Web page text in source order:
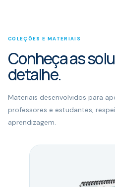
COLEÇÕES E MATERIAIS
Conheça as
detalhe.
Materiais desenvolvidos para
professores e estudantes,
aprendizagem.